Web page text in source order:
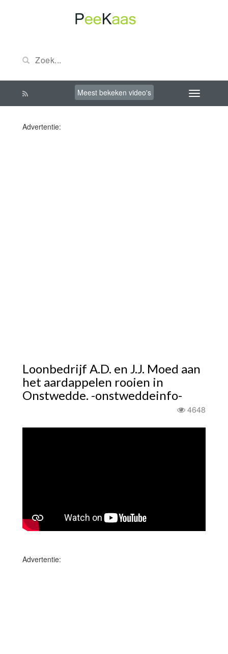
Meest bekeken video's
Advertentie:
Loonbedrijf A.D. en J.J. Moed aan
het aardappelen rooien in
Onstwedde. -onstweddeinfo-
4648
Advertentie: